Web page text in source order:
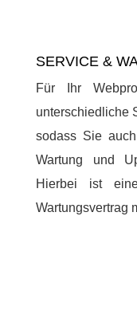
SERVICE &
Für Ihr
unterschiedliche
sodass Sie
Wartung und
Hierbei ist
Wartungsvertrag